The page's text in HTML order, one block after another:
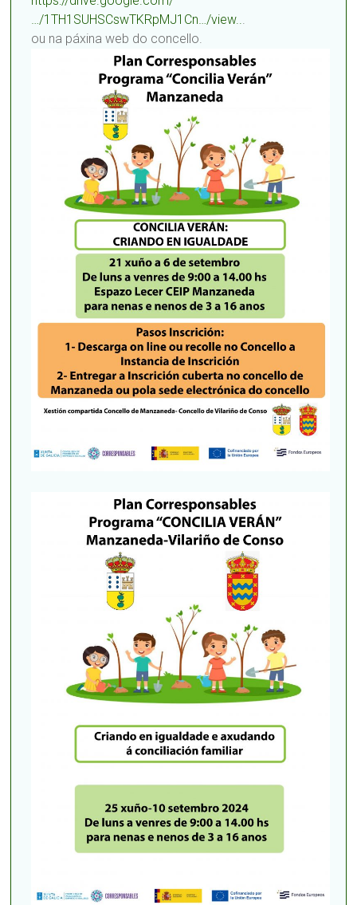
…/1TH1SUHSCswTKRpMJ1Cn…/view...
ou na páxina web do concello.